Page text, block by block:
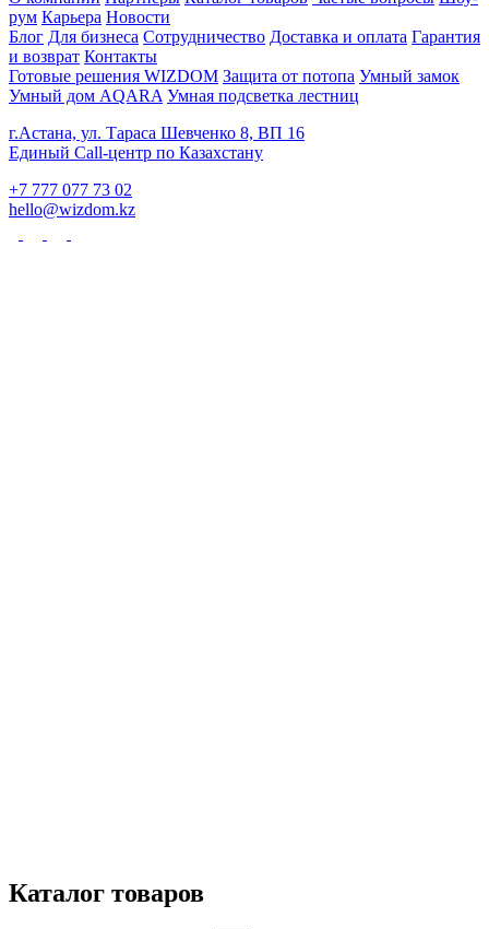
рум Карьера Новости
Блог Для бизнеса Сотрудничество Доставка и оплата Гарантия
и возврат Контакты
Готовые решения WIZDOM Защита от потопа Умный замок
Умный дом AQARA Умная подсветка лестниц
г.Астана, ул. Тараса Шевченко 8, ВП 16
Единый Call-центр по Казахстану
+7 777 077 73 02
hello@wizdom.kz
Каталог товаров